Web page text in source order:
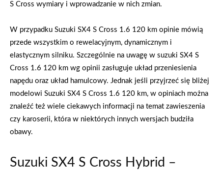
S Cross wymiary i wprowadzanie w nich zmian.
W przypadku Suzuki SX4 S Cross 1.6 120 km opinie mówią
przede wszystkim o rewelacyjnym, dynamicznym i
elastycznym silniku. Szczególnie na uwagę w suzuki SX4 S
Cross 1.6 120 km wg opinii zasługuje układ przeniesienia
napędu oraz układ hamulcowy. Jednak jeśli przyjrzeć się bliżej
modelowi Suzuki SX4 S Cross 1.6 120 km, w opiniach można
znaleźć też wiele ciekawych informacji na temat zawieszenia
czy karoserii, która w niektórych innych wersjach budziła
obawy.
Suzuki SX4 S Cross Hybrid –